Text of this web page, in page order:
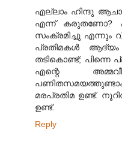
എല്ലാം ഹിന്ദു
എന്ന്‌ കരുതണോ?
സംക്രമിച്ചു എന്നും
പ്രതിമകള്‍
തടികൊണ്ട്; പിന്നെ
എന്റെ
മരപ്രതിമ ഉണ്ട്‌.
ഉണ്ട്‌.
Reply